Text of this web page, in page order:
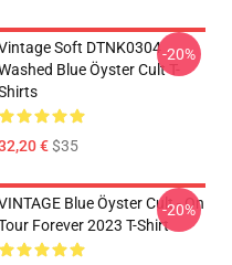
Soft DTNK0304
Blue Öyster Cult T-
€$35
-20%
Blue Öyster Cult - On
Forever 2023 T-Shirt
-20%